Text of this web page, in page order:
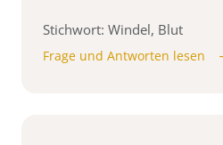
Stichwort: Windel, Blut
Frage und Antworten lesen